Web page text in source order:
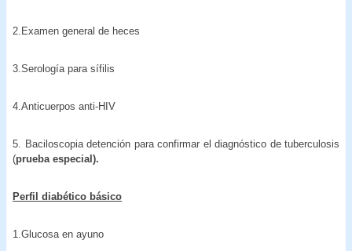
2.Examen general de heces
3.Serología para sífilis
4.Anticuerpos anti-HIV
5. Baciloscopia detención para confirmar el diagnóstico de tuberculosis
(prueba especial).
Perfil diabético básico
1.Glucosa en ayuno